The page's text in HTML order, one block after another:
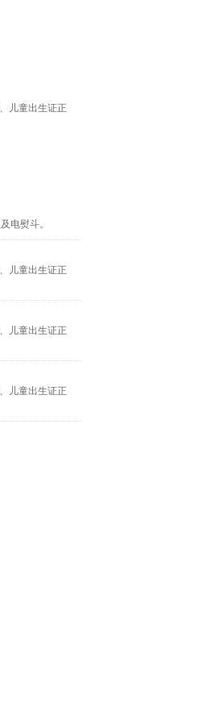
儿童出生证正
电熨斗。
儿童出生证正
儿童出生证正
儿童出生证正